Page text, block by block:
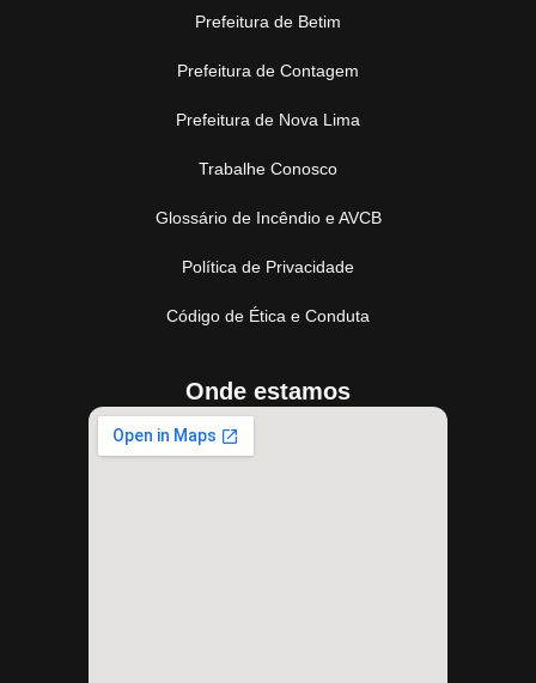
Prefeitura de Betim
Prefeitura de Contagem
Prefeitura de Nova Lima
Trabalhe Conosco
Glossário de Incêndio e AVCB
Política de Privacidade
Código de Ética e Conduta
Onde estamos